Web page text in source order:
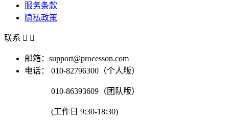
服务条款
隐私政策
联系  
邮箱：support@processon.com
电话：
010-82796300（个人版）
010-86393609（团队版）
(工作日 9:30-18:30)